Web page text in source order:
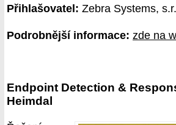
Přihlašovatel: Zebra Systems,
Podrobnější informace: zde na
Endpoint Detection &
Heimdal